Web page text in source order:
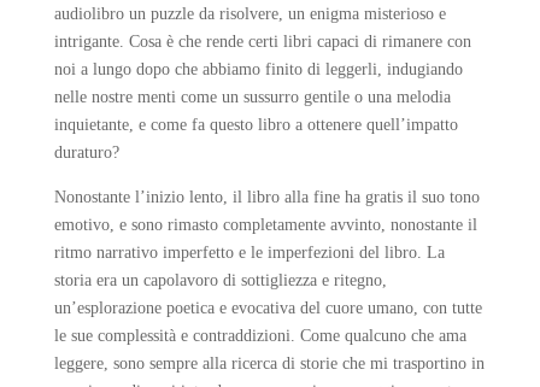
audiolibro un puzzle da risolvere, un enigma misterioso e
intrigante. Cosa è che rende certi libri capaci di rimanere con
noi a lungo dopo che abbiamo finito di leggerli, indugiando
nelle nostre menti come un sussurro gentile o una melodia
inquietante, e come fa questo libro a ottenere quell’impatto
duraturo?
Nonostante l’inizio lento, il libro alla fine ha gratis il suo tono
emotivo, e sono rimasto completamente avvinto, nonostante il
ritmo narrativo imperfetto e le imperfezioni del libro. La
storia era un capolavoro di sottigliezza e ritegno,
un’esplorazione poetica e evocativa del cuore umano, con tutte
le sue complessità e contraddizioni. Come qualcuno che ama
leggere, sono sempre alla ricerca di storie che mi trasportino in